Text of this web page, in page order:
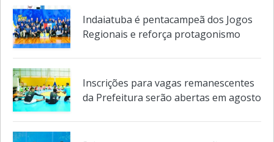
Indaiatuba é pentacampeã dos Jogos
Regionais e reforça protagonismo
Inscrições para vagas remanescentes
da Prefeitura serão abertas em agosto